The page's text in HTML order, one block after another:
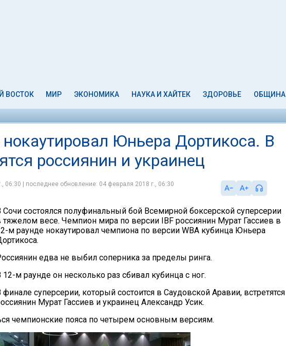
ВОСТОК МИР ЭКОНОМИКА НАУКА И ХАЙТЕК ЗДОРОВЬЕ ОБЩИНА
Юньера Дортикоса. В
россиянин и украинец
06:30 | последнее обновление: 04 февраля 2018 г., 06:30
Сочи состоялся полуфинальный бой Всемирной боксерской суперсерии
тяжелом весе. Чемпион мира по версии IBF россиянин Мурат Гассиев в
м раунде нокаутировал чемпиона по версии WBA кубинца Юньера
едва не выбил соперника за пределы ринга.
12-м раунде он несколько раз сбивал кубинца с ног.
финале суперсерии, который состоится в Саудовской Аравии, встретятся
Мурат Гассиев и украинец Александр Усик.
чемпионские пояса по четырем основным версиям.